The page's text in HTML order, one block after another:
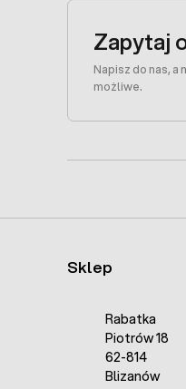
Zapytaj
Napisz do nas, a
możliwe.
Sklep
Rabatka
Piotrów 18
62-814
Blizanów